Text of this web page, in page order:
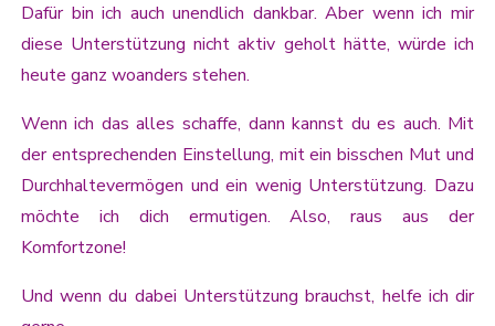
Dafür bin ich auch unendlich dankbar. Aber wenn ich mir
diese Unterstützung nicht aktiv geholt hätte, würde ich
heute ganz woanders stehen.
Wenn ich das alles schaffe, dann kannst du es auch. Mit
der entsprechenden Einstellung, mit ein bisschen Mut und
Durchhaltevermögen und ein wenig Unterstützung. Dazu
möchte ich dich ermutigen. Also, raus aus der
Komfortzone!
Und wenn du dabei Unterstützung brauchst, helfe ich dir